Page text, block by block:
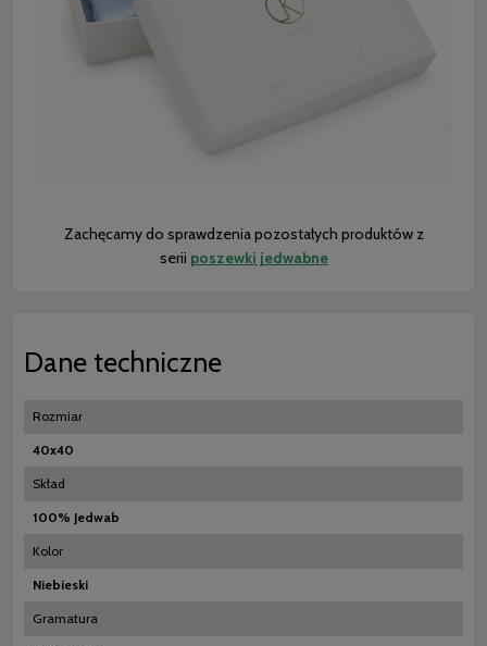
Zachęcamy do sprawdzenia pozostałych produktów z
serii poszewki jedwabne
Dane techniczne
Rozmiar
40x40
Skład
100% Jedwab
Kolor
Niebieski
Gramatura